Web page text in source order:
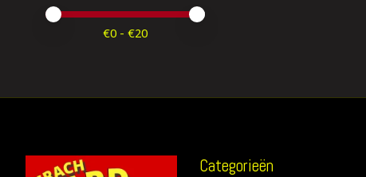
Minimale prijswaarde
Price maximum value
€0 - €20
Categorieën